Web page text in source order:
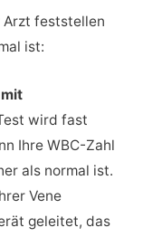
Arzt feststellen
ist:
wird fast
Ihre WBC-Zahl
als normal ist.
Vene
geleitet, das